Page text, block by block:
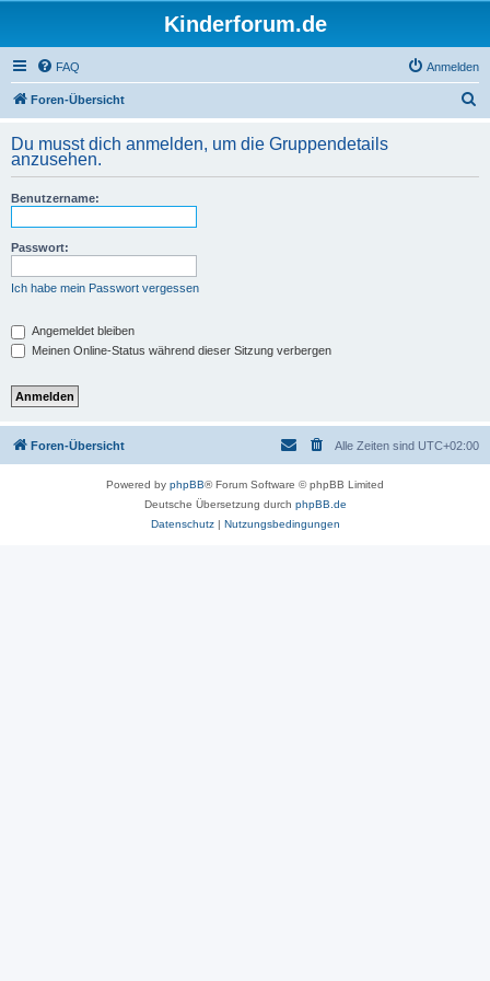
Kinderforum.de
FAQ Anmelden
Foren-Übersicht
h
Du musst dich anmelden, um die Gruppendetails
anzusehen.
Benutzername:
Passwort:
Ich habe mein Passwort vergessen
Angemeldet bleiben
Meinen Online-Status während dieser Sitzung verbergen
Foren-Übersicht Alle Zeiten sind UTC+02:00
Powered by phpBB® Forum Software © phpBB Limited
Deutsche Übersetzung durch phpBB.de
Datenschutz| Nutzungsbedingungen